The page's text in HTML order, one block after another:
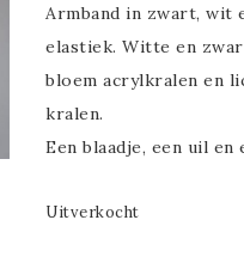
Armband in zwart, wit
elastiek. Witte en
bloem acrylkralen en
kralen.
Een blaadje, een uil en
Uitverkocht